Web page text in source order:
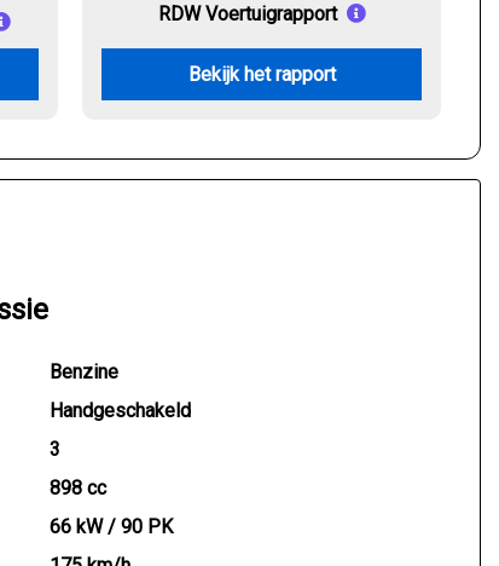
RDW Voertuigrapport
Bekijk het rapport
Benzine
Handgeschakeld
3
898 cc
66 kW / 90 PK